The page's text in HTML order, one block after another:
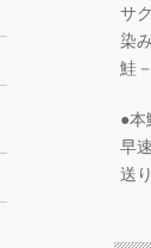
サ
染
鮭
●
早
送